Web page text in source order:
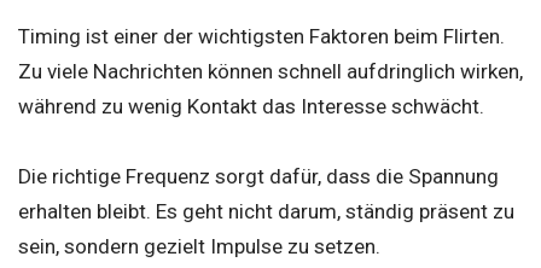
Timing ist einer der wichtigsten Faktoren beim Flirten.
Zu viele Nachrichten können schnell aufdringlich wirken,
während zu wenig Kontakt das Interesse schwächt.
Die richtige Frequenz sorgt dafür, dass die Spannung
erhalten bleibt. Es geht nicht darum, ständig präsent zu
sein, sondern gezielt Impulse zu setzen.